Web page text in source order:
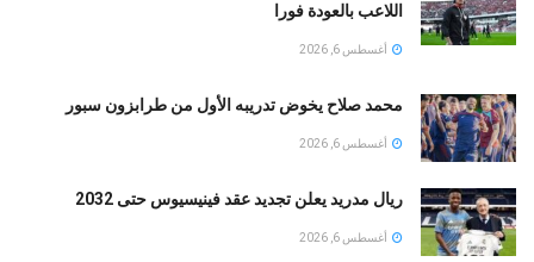
اللاعب بالعودة فورا
أغسطس 6, 2026
محمد صلاح يخوض تدريبه الأول من طرابزون سبور
أغسطس 6, 2026
ريال مدريد يعلن تجديد عقد فينيسيوس حتى 2032
أغسطس 6, 2026